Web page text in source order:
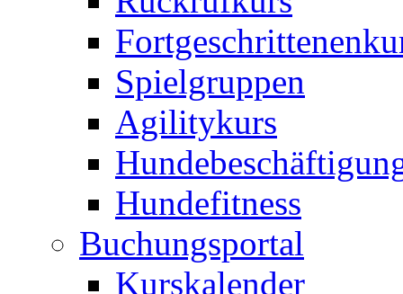
Spielgruppen
Agilitykurs
Hundefitness
Buchungsportal
Kurskalender